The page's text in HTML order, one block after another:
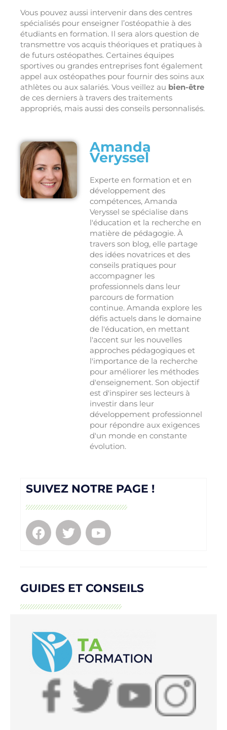
Vous pouvez aussi intervenir dans des centres
spécialisés pour enseigner l’ostéopathie à des
étudiants en formation. Il sera alors question de
transmettre vos acquis théoriques et pratiques à
de futurs ostéopathes. Certaines équipes
sportives ou grandes entreprises font également
appel aux ostéopathes pour fournir des soins aux
athlètes ou aux salariés. Vous veillez au bien-être
de ces derniers à travers des traitements
appropriés, mais aussi des conseils personnalisés.
Amanda
Veryssel
Experte en formation et en
développement des
compétences, Amanda
Veryssel se spécialise dans
l'éducation et la recherche en
matière de pédagogie. À
travers son blog, elle partage
des idées novatrices et des
conseils pratiques pour
accompagner les
professionnels dans leur
parcours de formation
continue. Amanda explore les
défis actuels dans le domaine
de l'éducation, en mettant
l'accent sur les nouvelles
approches pédagogiques et
l'importance de la recherche
pour améliorer les méthodes
d'enseignement. Son objectif
est d'inspirer ses lecteurs à
investir dans leur
développement professionnel
pour répondre aux exigences
d'un monde en constante
évolution.
SUIVEZ NOTRE PAGE !
GUIDES ET CONSEILS